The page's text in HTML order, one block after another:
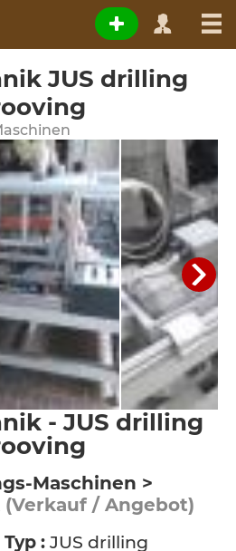
JUS drilling
- JUS drilling
Maschinen >
(Verkauf / Angebot)
: JUS drilling